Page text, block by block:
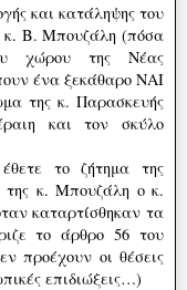
και κατάληψης του
κ. Β. Μπουζάλη (πόσα
χώρου της Νέας
ένα ξεκάθαρο ΝΑΙ
της κ. Παρασκευής
και τον σκύλο
το ζήτημα της
της κ. Μπουζάλη ο κ.
καταρτίσθηκαν τα
το άρθρο 56 του
προέχουν οι θέσεις
επιδιώξεις…)